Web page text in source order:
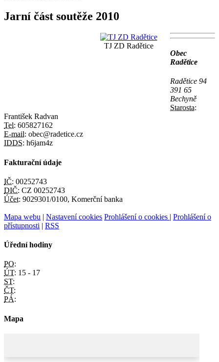
Jarní část soutěže 2010
TJ ZD Radětice
Obec
Radětice
Radětice 94
391 65
Bechyně
Starosta:
František Radvan
Tel: 605827162
E-mail: obec@radetice.cz
IDDS: h6jam4z
Fakturační údaje
IČ: 00252743
DIČ: CZ 00252743
Účet: 9029301/0100, Komerční banka
Mapa webu | Nastavení cookies Prohlášení o cookies | Prohlášení o
přístupnosti | RSS
Úřední hodiny
PO:
ÚT: 15 - 17
ST:
ČT:
PÁ:
Mapa